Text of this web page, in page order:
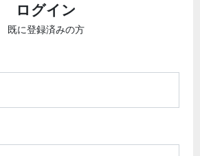
ログイン
既に登録済みの方